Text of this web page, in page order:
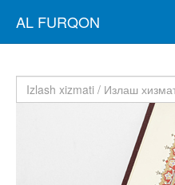
AL FURQON